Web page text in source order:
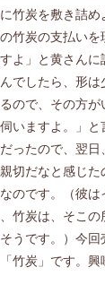
竹炭を敷き詰
竹炭の支払い
よ」と黄さん
でしたら、形
ので、その方が
いますよ。」
ったので、翌
切だなと感じ
のです。（彼
竹炭は、そこ
うです。）今
竹炭」です。